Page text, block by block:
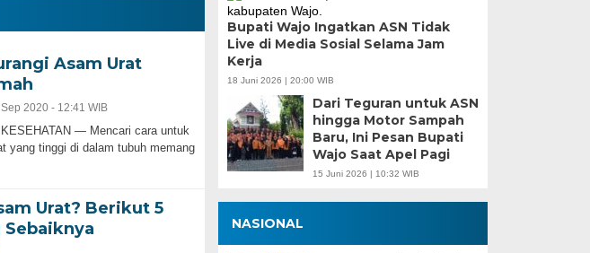
Asam Urat
2020 - 12:41 WIB
— Mencari cara untuk
yang tinggi di dalam tubuh memang
Urat? Berikut 5
Sebaiknya
Bupati Wajo Ingatkan ASN Tidak
Live di Media Sosial Selama Jam
Kerja
18 Juni 2026 | 20:00 WIB
Dari Teguran untuk ASN
hingga Motor Sampah
Baru, Ini Pesan Bupati
Wajo Saat Apel Pagi
15 Juni 2026 | 10:32 WIB
NASIONAL